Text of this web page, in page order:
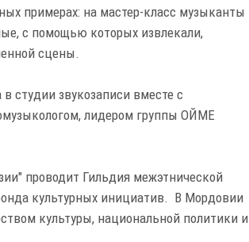
примерах: на мастер-класс музыканты
с помощью которых извлекали,
сцены.
студии звукозаписи вместе с
лидером группы ОЙМЕ
проводит Гильдия межэтнической
культурных инициатив. В Мордовии
культуры, национальной политики и